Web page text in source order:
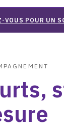
VOUS POUR UN